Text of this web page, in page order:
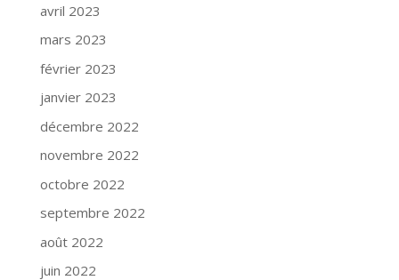
avril 2023
mars 2023
février 2023
janvier 2023
décembre 2022
novembre 2022
octobre 2022
septembre 2022
août 2022
juin 2022